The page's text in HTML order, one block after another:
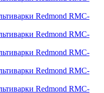
Redmond RMC-
Redmond RMC-
Redmond RMC-
Redmond RMC-
Redmond RMC-